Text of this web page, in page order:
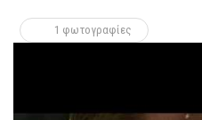
1 φωτογραφίες